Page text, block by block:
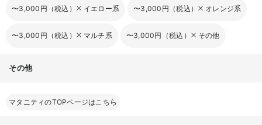
〜3,000円（税込） イエロー系 〜3,000円（税込） オレンジ系
〜3,000円（税込） マルチ系 〜3,000円（税込） その他
その他
マタニティのTOPページはこちら